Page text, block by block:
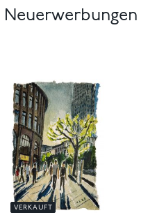
Neuerwerbungen
VERKAUFT